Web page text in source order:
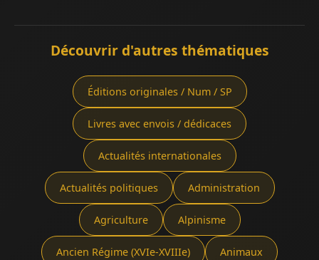
Découvrir d'autres thématiques
Éditions originales / Num / SP
Livres avec envois / dédicaces
Actualités internationales
Actualités politiques Administration
Agriculture Alpinisme
Ancien Régime (XVIe-XVIIIe) Animaux